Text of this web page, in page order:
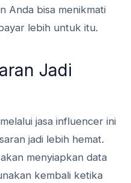
Anda bisa menikmati
lebih untuk itu.
Jadi
jasa influencer ini
jadi lebih hemat.
menyiapkan data
kembali ketika